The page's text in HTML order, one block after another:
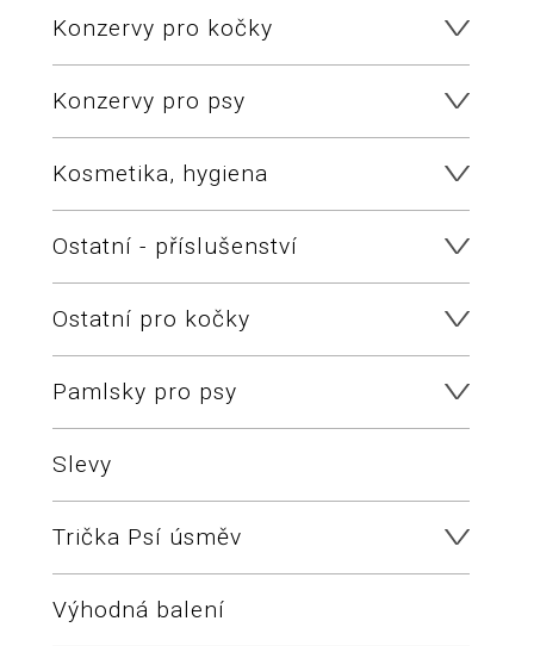
Konzervy pro kočky
Konzervy pro psy
Kosmetika, hygiena
Ostatní - příslušenství
Ostatní pro kočky
Pamlsky pro psy
Slevy
Trička Psí úsměv
Výhodná balení